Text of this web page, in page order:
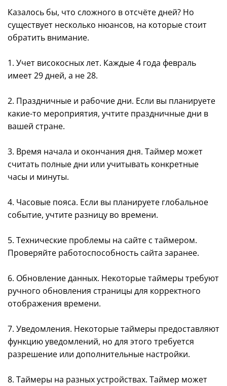
Казалось бы, что сложного в отсчёте дней? Но
существует несколько нюансов, на которые стоит
обратить внимание.
1. Учет високосных лет. Каждые 4 года февраль
имеет 29 дней, а не 28.
2. Праздничные и рабочие дни. Если вы планируете
какие-то мероприятия, учтите праздничные дни в
вашей стране.
3. Время начала и окончания дня. Таймер может
считать полные дни или учитывать конкретные
часы и минуты.
4. Часовые пояса. Если вы планируете глобальное
событие, учтите разницу во времени.
5. Технические проблемы на сайте с таймером.
Проверяйте работоспособность сайта заранее.
6. Обновление данных. Некоторые таймеры требуют
ручного обновления страницы для корректного
отображения времени.
7. Уведомления. Некоторые таймеры предоставляют
функцию уведомлений, но для этого требуется
разрешение или дополнительные настройки.
8. Таймеры на разных устройствах. Таймер может